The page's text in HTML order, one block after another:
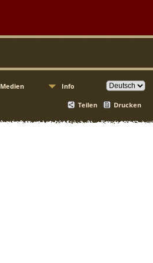
Medien Info
Teilen Drucken